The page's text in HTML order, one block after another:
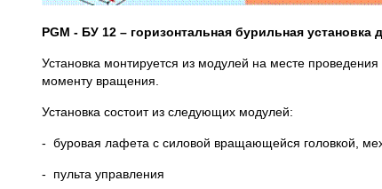
PGM - БУ 12 – горизонтальная бурильная
Установка монтируется из модулей на месте
моменту вращения.
Установка состоит из следующих модулей:
- буровая лафета с силовой вращающейся головкой,
- пульта управления